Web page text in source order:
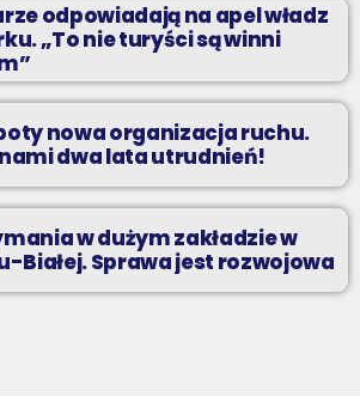
odpowiadają na apel władz
„To nie turyści są winni
nowa organizacja ruchu.
dwa lata utrudnień!
w dużym zakładzie w
Białej. Sprawa jest rozwojowa